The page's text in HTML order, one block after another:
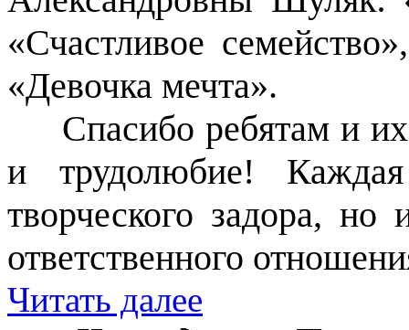
«Счастливое
«Девочка мечта».
Спасибо ребятам и их
и трудолюбие!
творческого задора, но
ответственного
Читать далее